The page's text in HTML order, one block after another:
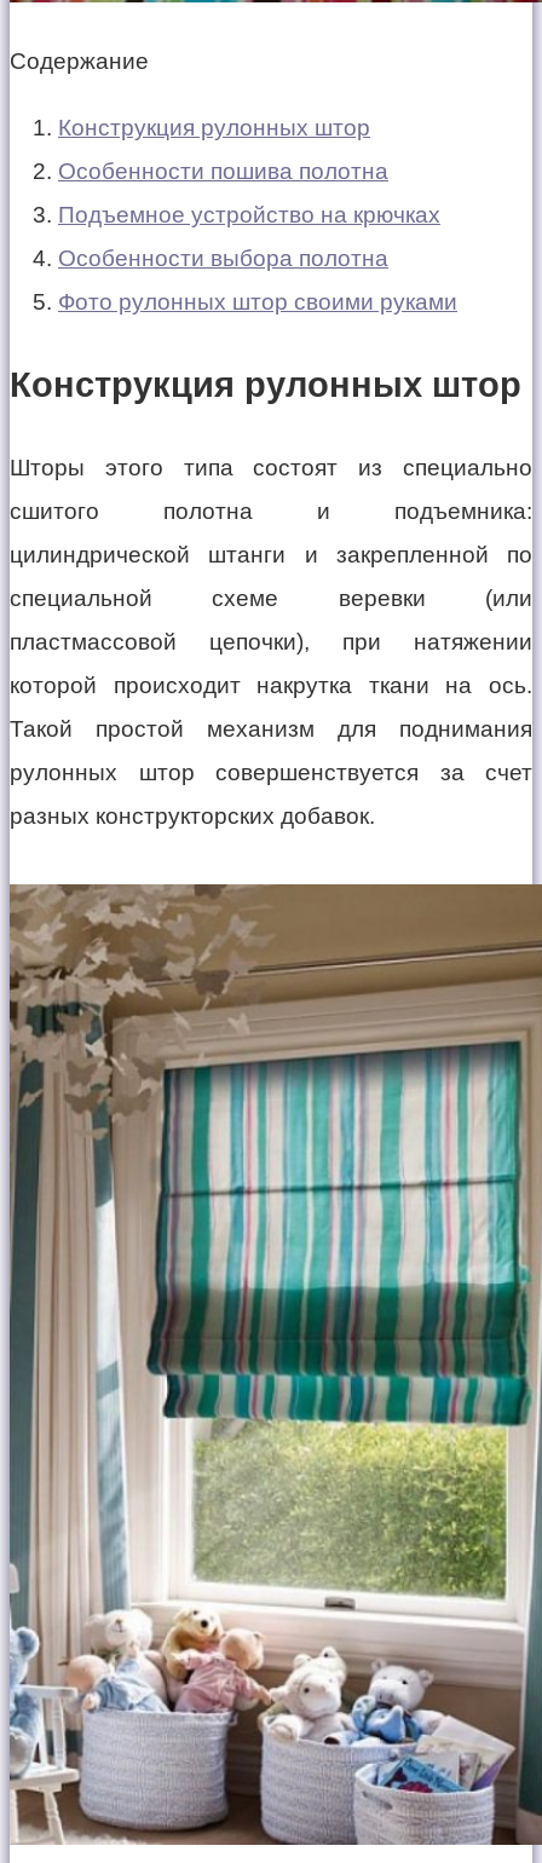
Содержание
Конструкция рулонных штор
Особенности пошива полотна
Подъемное устройство на крючках
Особенности выбора полотна
Фото рулонных штор своими руками
Конструкция рулонных штор
Шторы этого типа состоят из специально
сшитого полотна и подъемника:
цилиндрической штанги и закрепленной по
специальной схеме веревки (или
пластмассовой цепочки), при натяжении
которой происходит накрутка ткани на ось.
Такой простой механизм для поднимания
рулонных штор совершенствуется за счет
разных конструкторских добавок.